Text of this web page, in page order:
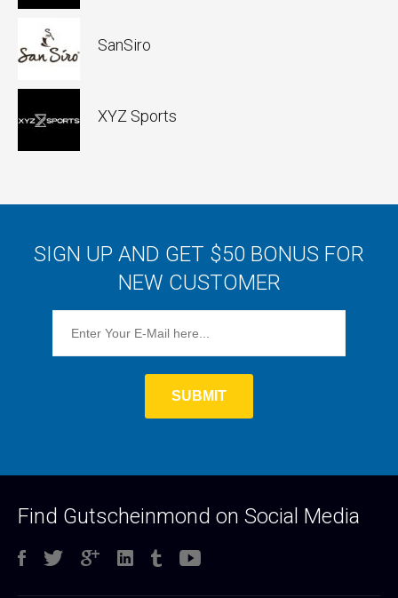
SanSiro
XYZ Sports
SIGN UP AND GET $50 BONUS FOR
NEW CUSTOMER
Find Gutscheinmond on Social Media